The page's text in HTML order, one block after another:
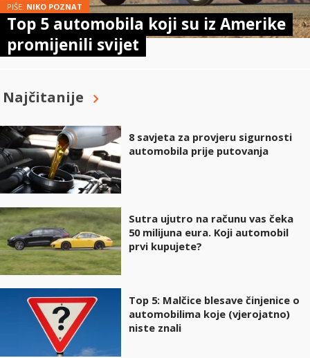
PIŠE: NIKO POZNAT
Top 5 automobila koji su iz Amerike
promijenili svijet
Najčitanije
8 savjeta za provjeru sigurnosti
automobila prije putovanja
Sutra ujutro na računu vas čeka
50 milijuna eura. Koji automobil
prvi kupujete?
Top 5: Malčice blesave činjenice o
automobilima koje (vjerojatno)
niste znali